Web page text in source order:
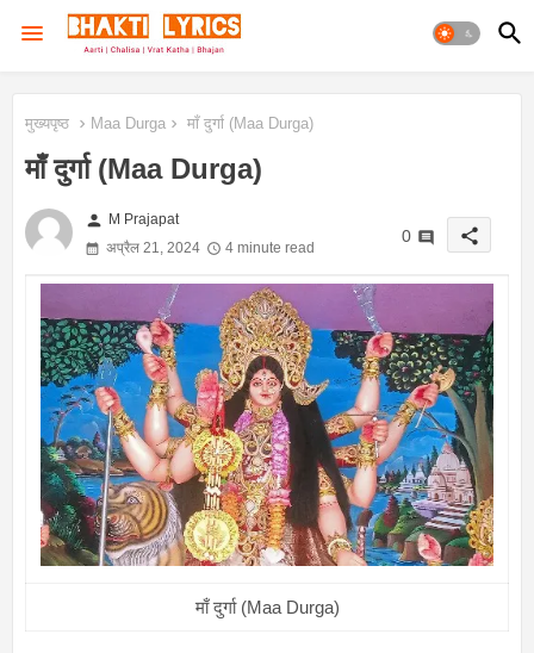
मुख्यपृष्ठ Maa Durga माँ दुर्गा (Maa Durga)
माँ दुर्गा (Maa Durga)
person M Prajapat
अप्रैल 21, 2024
4 minute read
0 share
माँ दुर्गा (Maa Durga)